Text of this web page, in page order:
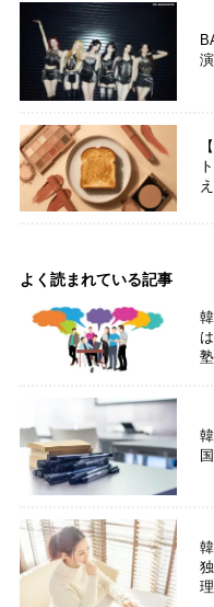
よく読まれている記事